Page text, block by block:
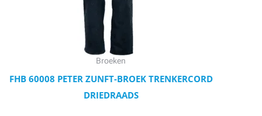
Broeken
FHB 60008 PETER ZUNFT-BROEK TRENKERCORD
DRIEDRAADS
optie
kan
gekozen
worden